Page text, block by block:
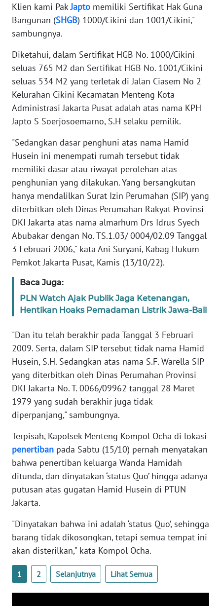
Klien kami PakJapto memiliki Sertifikat Hak Guna
Bangunan (SHGB) 1000/Cikini dan 1001/Cikini,"
sambungnya.
Diketahui, dalam Sertifikat HGB No. 1000/Cikini
seluas 765 M2 dan Sertifikat HGB No. 1001/Cikini
seluas 534 M2 yang terletak di Jalan Ciasem No 2
Kelurahan Cikini Kecamatan Menteng Kota
Administrasi Jakarta Pusat adalah atas nama KPH
Japto S Soerjosoemarno, S.H selaku pemilik.
"Sedangkan dasar penghuni atas nama Hamid
Husein ini menempati rumah tersebut tidak
memiliki dasar atau riwayat perolehan atas
penghunian yang dilakukan. Yang bersangkutan
hanya mendalilkan Surat Izin Perumahan (SIP) yang
diterbitkan oleh Dinas Perumahan Rakyat Provinsi
DKI Jakarta atas nama almarhum Drs Idrus Syech
Abubakar dengan No. TS.1.03/ 0004/02.09 Tanggal
3 Februari 2006," kata Ani Suryani, Kabag Hukum
Pemkot Jakarta Pusat, Kamis (13/10/22).
Baca Juga:
PLN Watch Ajak Publik Jaga Ketenangan,
Hentikan Hoaks Pemadaman Listrik Jawa-Bali
"Dan itu telah berakhir pada Tanggal 3 Februari
2009. Serta, dalam SIP tersebut tidak nama Hamid
Husein, S.H. Sedangkan atas nama S.F. Warella SIP
yang diterbitkan oleh Dinas Perumahan Provinsi
DKI Jakarta No. T. 0066/09962 tanggal 28 Maret
1979 yang sudah berakhir juga tidak
diperpanjang," sambungnya.
Terpisah, Kapolsek Menteng Kompol Ocha di lokasi
penertiban pada Sabtu (15/10) pernah menyatakan
bahwa penertiban keluarga Wanda Hamidah
ditunda, dan dinyatakan ‘status Quo’ hingga adanya
putusan atas gugatan Hamid Husein di PTUN
Jakarta.
"Dinyatakan bahwa ini adalah ‘status Quo’, sehingga
barang tidak dikosongkan, tetapi semua tempat ini
akan disterilkan," kata Kompol Ocha.
1 2 Selanjutnya Lihat Semua
WN
JAMBI
SULTRA
WN
NTB
WN
SULTENG
WN
SULBAR
BABEL
WN
SUMBAR
WN
WN
BENGKULU
WN
LAMPUNG
WN
JATENG
NUSANTARA
WN
JOGJA
JATIM
WN
BALI
WN
KALBAR
WN